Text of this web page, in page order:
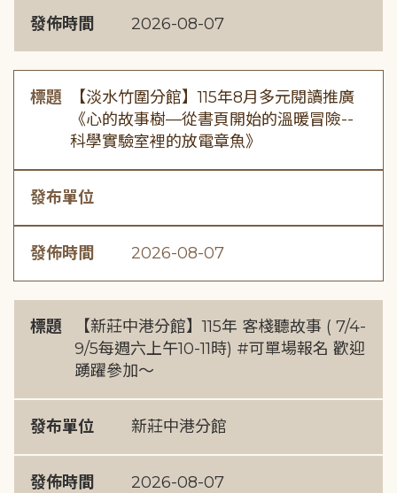
發佈時間 2026-08-07
標題
【淡水竹圍分館】115年8月多元閱讀推廣
《心的故事樹—從書頁開始的溫暖冒險--
科學實驗室裡的放電章魚》
發布單位
發佈時間 2026-08-07
標題
【新莊中港分館】115年 客棧聽故事 ( 7/4-
9/5每週六上午10-11時) #可單場報名 歡迎
踴躍參加～
發布單位 新莊中港分館
發佈時間 2026-08-07